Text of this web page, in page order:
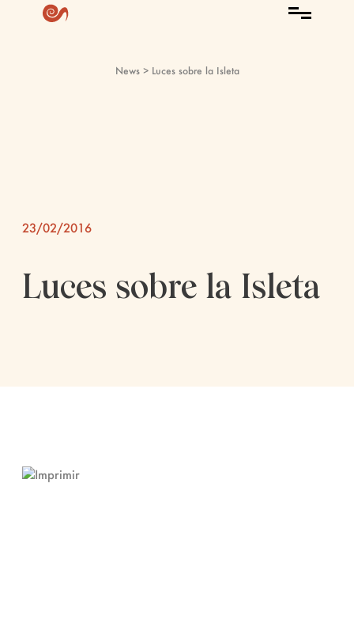
News > Luces sobre la Isleta
23/02/2016
Luces sobre la Isleta